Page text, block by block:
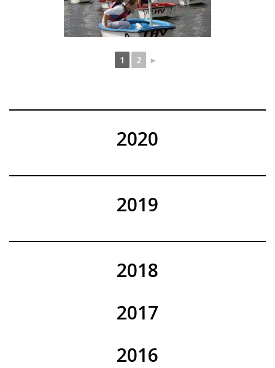
1 2 ►
2020
2019
2018
2017
2016